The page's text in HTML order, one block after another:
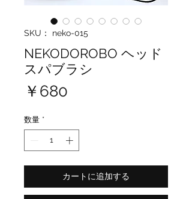
SKU： neko-015
NEKODOROBO ヘッド
スパブラシ
￥680
数量 *
カートに追加する